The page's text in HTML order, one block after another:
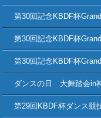
第30回記念KBDF杯
第30回記念KBDF杯
第30回記念KBDF杯
ダンスの日 大舞踏会in
第29回KBDF杯ダンス競